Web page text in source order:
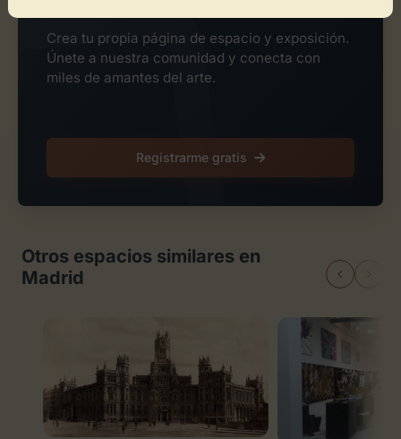
Crea tu propia página de espacio y exposición.
Únete a nuestra comunidad y conecta con
miles de amantes del arte.
Registrarme gratis
Otros espacios similares en
Madrid